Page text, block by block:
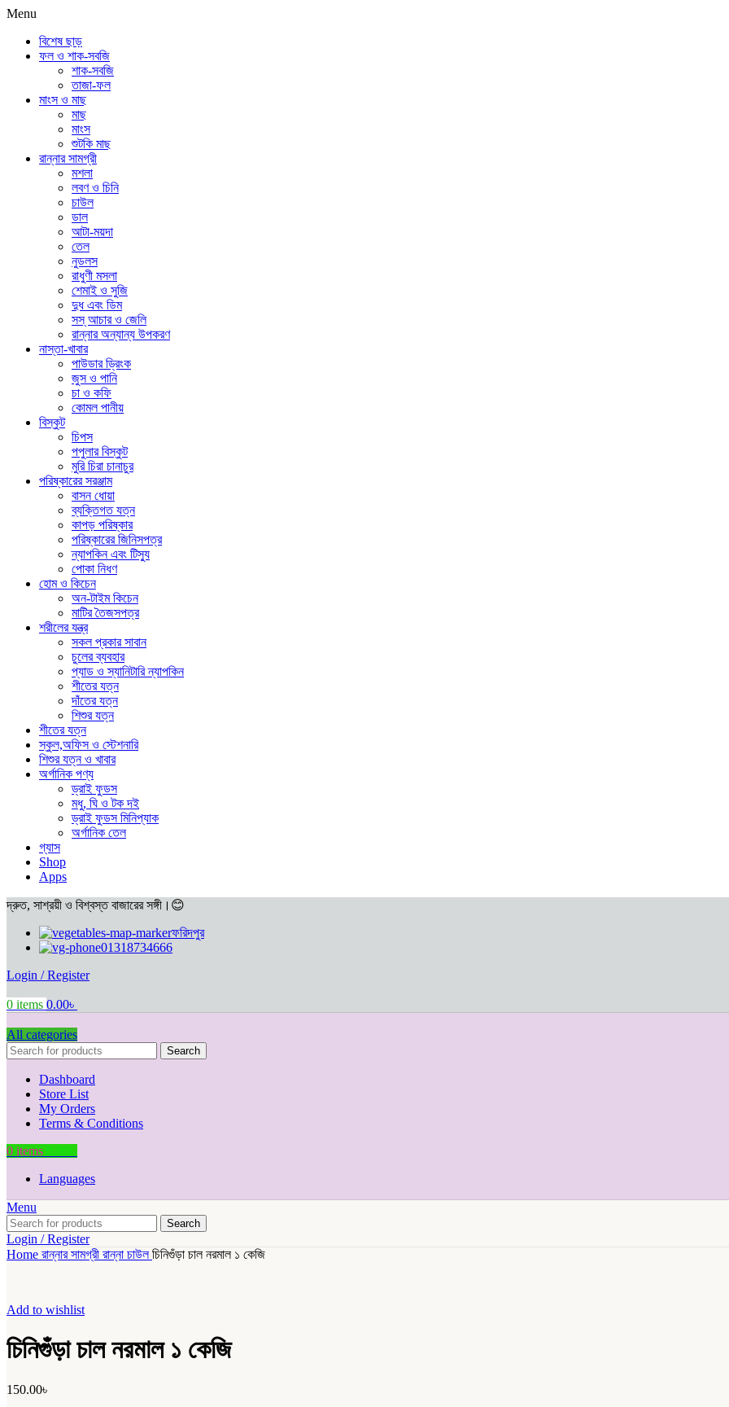
Menu
বিশেষ ছাড়
ফল ও শাক-সবজি
শাক-সবজি
তাজা-ফল
মাংস ও মাছ
মাছ
মাংস
শুটকি মাছ
রান্নার সামগ্রী
মশলা
লবণ ও চিনি
চাউল
ডাল
আটা-ময়দা
তেল
নুডলস
রাধুণী মসলা
শেমাই ও সুজি
দুধ এবং ডিম
সস্ আচার ও জেলি
রান্নার অন্যান্য উপকরণ
নাস্তা-খাবার
পাউডার ড্রিংক
জুস ও পানি
চা ও কফি
কোমল পানীয়
বিস্কুট
চিপস
পপুলার বিস্কুট
মুরি চিরা চানাচুর
পরিষ্কারের সরঞ্জাম
বাসন ধোয়া
ব্যক্তিগত যত্ন
কাপড় পরিষ্কার
পরিষ্কারের জিনিসপত্র
ন্যাপকিন এবং টিস্যু
পোকা নিধণ
হোম ও কিচেন
অন-টাইম কিচেন
মাটির তৈজসপত্র
শরীলের যন্ত্র
সকল প্রকার সাবান
চুলের ব্যবহার
প্যাড ও স্যানিটারি ন্যাপকিন
শীতের যত্ন
দাঁতের যত্ন
শিশুর যত্ন
শীতের যত্ন
স্কুল,অফিস ও স্টেশনারি
শিশুর যত্ন ও খাবার
অর্গানিক পণ্য
ড্রাই ফুডস
মধু, ঘি ও টক দই
ড্রাই ফুডস মিনিপ্যাক
অর্গানিক তেল
গ্যাস
Shop
Apps
দ্রুত, সাশ্রয়ী ও বিশ্বস্ত বাজারের সঙ্গী।😊
ফরিদপুর
01318734666
Login / Register
0 items 0.00৳
All categories
Search
Dashboard
Store List
My Orders
Terms & Conditions
0 items
Languages
Menu
Search
Login / Register
Home রান্নার সামগ্রী রান্না চাউলচিনিগুঁড়া চাল নরমাল ১ কেজি
Add to wishlist
চিনিগুঁড়া চাল নরমাল ১ কেজি
150.00৳